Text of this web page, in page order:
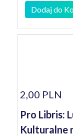
Dodaj do
2,00 PLN
Pro Libris:
Kulturalne